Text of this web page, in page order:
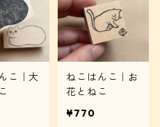
こ｜大
ねこはんこ｜お
花とねこ
¥770